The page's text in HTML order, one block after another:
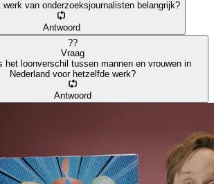
werk van onderzoeksjournalisten belangrijk?
Antwoord
??
Vraag
het loonverschil tussen mannen en vrouwen in
Nederland voor hetzelfde werk?
Antwoord